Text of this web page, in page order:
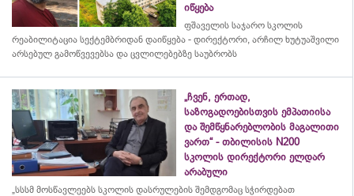
იწყება
ფშაველის საჯარო სკოლის
რეაბილიტაცია სექტემბრიდან დაიწყება - დირექტორი, არჩილ ხუტუაშვილი
არსებულ გამოწვევებსა და ცვლილებებზე საუბრობს
„ჩვენ, ერთად,
საზოგადოებისთვის ემპათიისა
და შემწყნარებლობის მაგალითი
ვართ“ - თბილისის N200
სკოლის დირექტორი ელდარ
არაბული
„სსსმ მოსწავლეებს სკოლის დასრულების შემდგომაც სჭირდებათ